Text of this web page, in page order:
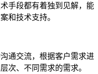
手段都有着独到见解，能
和技术支持。
通交流，根据客户需求进
次、不同需求的需求。